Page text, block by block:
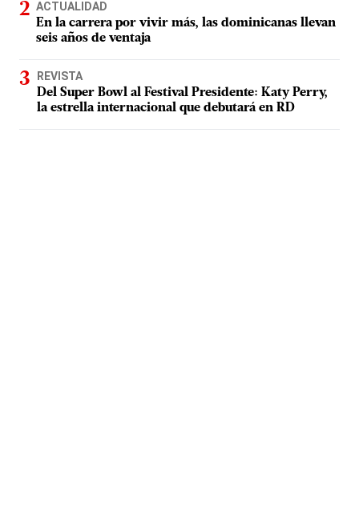
ACTUALIDAD
En la carrera por vivir más, las dominicanas llevan
seis años de ventaja
REVISTA
Del Super Bowl al Festival Presidente: Katy Perry,
la estrella internacional que debutará en RD